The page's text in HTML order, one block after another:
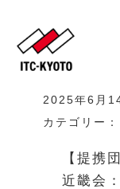
2025年6月
カテゴリー：
【提携
近畿会